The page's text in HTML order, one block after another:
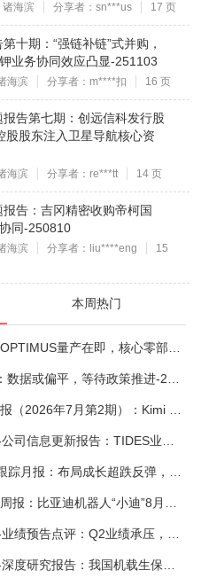
诸海滨 分享者：sn***us 17 页
十期：“强链补链”式并购，
业务协同效应凸显-251103
海滨 分享者：m****扣 16 页
告第七期：创远信科发行股
股股东注入卫星导航核心资
海滨 分享者：re***tt 14 页
告：吉冈精密收购帝柯国
同-250810
海滨 分享者：liu****eng
15
本周热门